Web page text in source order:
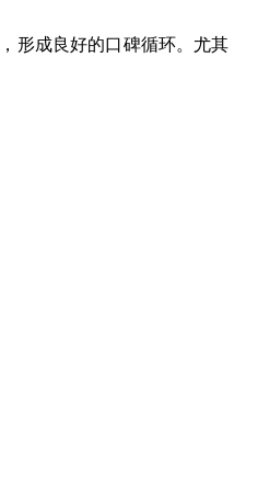
形成良好的口碑循环。尤其